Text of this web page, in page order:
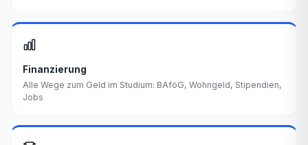
Finanzierung
Alle Wege zum Geld im Studium: BAföG, Wohngeld, Stipendien,
Jobs